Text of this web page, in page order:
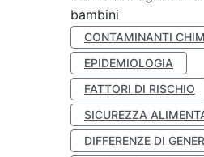
bambini
CONTAMINANTI
EPIDEMIOLOGIA
FATTORI DI RISCHIO
SICUREZZA
DIFFERENZE DI